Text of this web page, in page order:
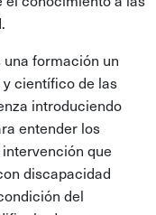
formación un
científico de las
introduciendo
entender los
que
discapacidad
del